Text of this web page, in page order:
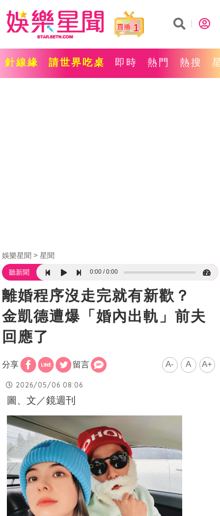
1
針線緣 請世界吃桌 即時 熱門 熱搜
娛樂星聞 星聞
聽新聞 0:00 0:00
離婚程序沒走完就有新歡？
金凱德遭爆「婚內出軌」前夫
回應了
分享 留言 A- A A+
2026/05/06 08:06
圖、文／鏡週刊